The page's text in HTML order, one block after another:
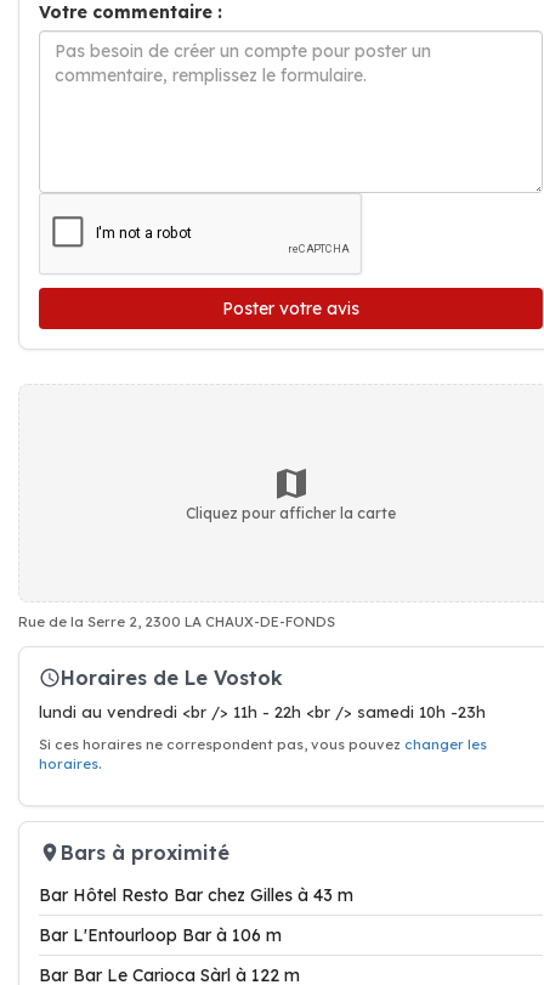
Votre commentaire :
Poster votre avis
Cliquez pour afficher la carte
Rue de la Serre 2, 2300 LA CHAUX-DE-FONDS
Horaires de Le Vostok
lundi au vendredi <br /> 11h - 22h <br /> samedi 10h -23h
Si ces horaires ne correspondent pas, vous pouvez changer les
horaires.
Bars à proximité
Bar Hôtel Resto Bar chez Gilles à 43 m
Bar L'Entourloop Bar à 106 m
Bar Bar Le Carioca Sàrl à 122 m